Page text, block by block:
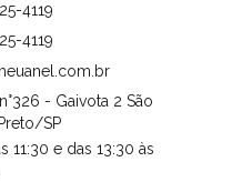
4119
4119
- Gaivota 2 São
SP
11:30 e das 13:30 às